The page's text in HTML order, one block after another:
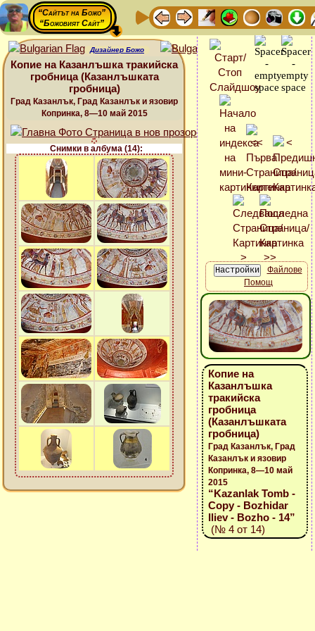
“Сайтът на Божо”
“Божовият Сайт”
Дизайнер Божо
Копие на Казанлъшка тракийска
гробница (Казанлъшката
гробница)
Град Казанлък, Град Казанлък и язовир
Копринка, 8—10 май 2015
Снимки в албума (14):
Файлове
Помощ
Копие на
Казанлъшка
тракийска
гробница
(Казанлъшката
гробница)
Град Казанлък, Град
Казанлък и язовир
Копринка, 8—10 май
2015
“Kazanlak Tomb -
Copy - Bozhidar
Iliev - Bozho - 14”
(№ 4 от 14)